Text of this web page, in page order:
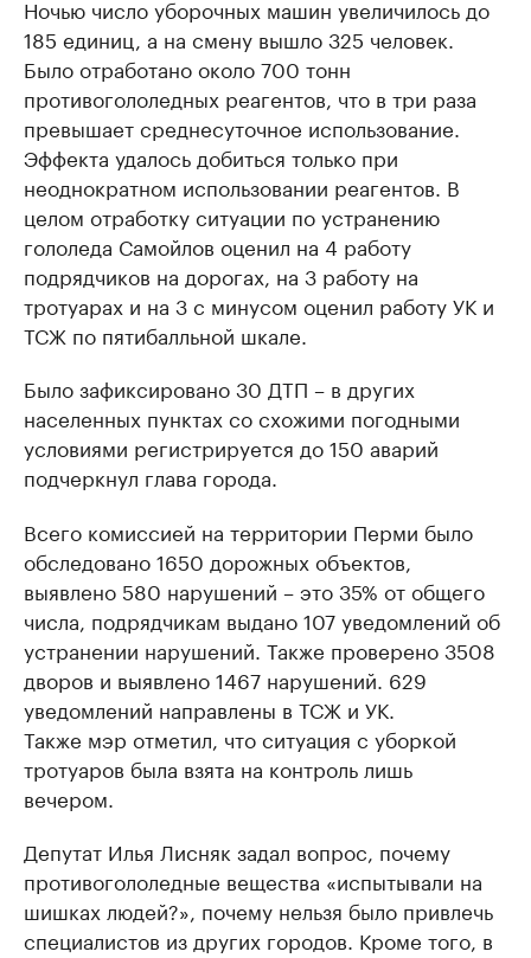
Ночью число уборочных машин увеличилось до
185 единиц, а на смену вышло 325 человек.
Было отработано около 700 тонн
противогололедных реагентов, что в три раза
превышает среднесуточное использование.
Эффекта удалось добиться только при
неоднократном использовании реагентов. В
целом отработку ситуации по устранению
гололеда Самойлов оценил на 4 работу
подрядчиков на дорогах, на 3 работу на
тротуарах и на 3 с минусом оценил работу УК и
ТСЖ по пятибалльной шкале.
Было зафиксировано 30 ДТП – в других
населенных пунктах со схожими погодными
условиями регистрируется до 150 аварий
подчеркнул глава города.
Всего комиссией на территории Перми было
обследовано 1650 дорожных объектов,
выявлено 580 нарушений – это 35% от общего
числа, подрядчикам выдано 107 уведомлений об
устранении нарушений. Также проверено 3508
дворов и выявлено 1467 нарушений. 629
уведомлений направлены в ТСЖ и УК.
Также мэр отметил, что ситуация с уборкой
тротуаров была взята на контроль лишь
вечером.
Депутат Илья Лисняк задал вопрос, почему
противогололедные вещества «испытывали на
шишках людей?», почему нельзя было привлечь
специалистов из других городов. Кроме того, в